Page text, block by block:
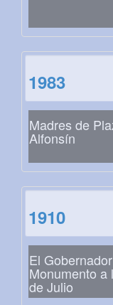
1983
Madres de
Alfonsín
1910
El
Monumento a
de Julio